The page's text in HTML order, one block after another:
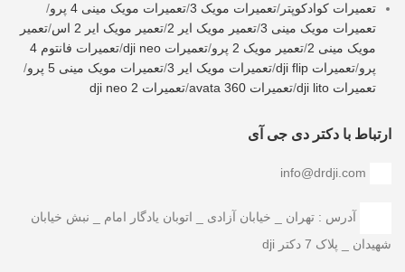
تعمیرات کوادکوپتر /تعمیرات مویک 3 /تعمیرات مویک مینی 4 پرو
/
تعمیرات مویک مینی 3
/تعمیر مویک ایر 2 /تعمیر مویک ایر 2 اس /تعمیر
مویک مینی 2
/تعمیر مویک 2 پرو /تعمیرات dji neo /
تعمیرات فانتوم 4
پرو/تعمیرات dji flip /تعمیرات مویک ایر 3 /تعمیرات مویک مینی 5 پرو
/
تعمیرات dji lito
/تعمیرات avata 360 /تعمیرات dji neo 2
ارتباط با دکتر دی جی آی
آدرس : تهران _ خیابان آزادی _ اتوبان یادگار امام _ نبش خیابان
شهیدان _ پلاک 7 دکتر dji